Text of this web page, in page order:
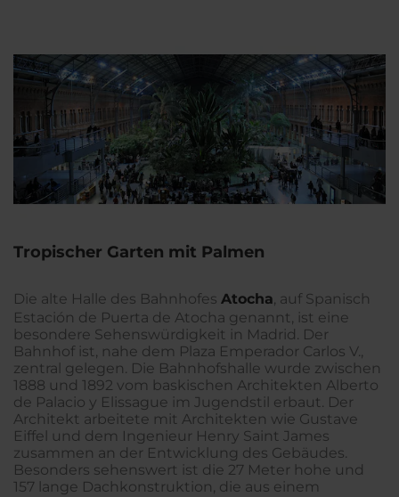
Tropischer Garten mit Palmen
Die alte Halle des Bahnhofes Atocha, auf Spanisch
Estación de Puerta de Atocha genannt, ist eine
besondere Sehenswürdigkeit in Madrid. Der
Bahnhof ist, nahe dem Plaza Emperador Carlos V.,
zentral gelegen. Die Bahnhofshalle wurde zwischen
1888 und 1892 vom baskischen Architekten Alberto
de Palacio y Elissague im Jugendstil erbaut. Der
Architekt arbeitete mit Architekten wie Gustave
Eiffel und dem Ingenieur Henry Saint James
zusammen an der Entwicklung des Gebäudes.
Besonders sehenswert ist die 27 Meter hohe und
157 lange Dachkonstruktion, die aus einem